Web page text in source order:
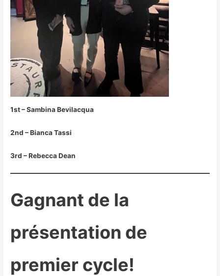
1st – Sambina Bevilacqua
2nd – Bianca Tassi
3rd – Rebecca Dean
Gagnant de la
présentation de
premier cycle!